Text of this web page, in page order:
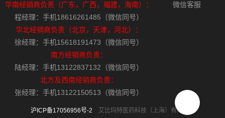
华南经销商负责（广东，广西，福建，海南）：
程经理：手机18616261485（微信同号）
华北经销商负责（北京，天津，河北）：
徐经理：手机15618191473（微信同号）
南方经销商负责：
陆经理：手机13122837132（微信同号）
北方及西南经销商负责：
张经理：手机13122150513（微信同号）
微信客服
沪ICP备17056956号-2 艾比玛特医药科技（上海）有限公司